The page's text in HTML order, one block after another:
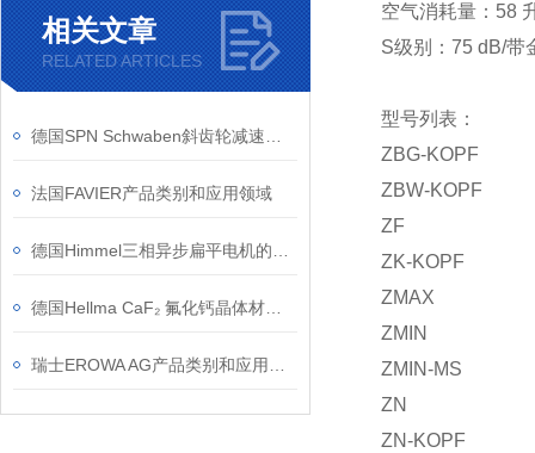
相关文章
RELATED ARTICLES
法国FAVIER产品类别和应用领域
空气消耗量：58
S级别： 75 dB/带
型号列表：
ZBG-KOPF
ZBW-KOPF
ZF
ZK-KOPF
ZMAX
ZMIN
ZMIN-MS
ZN
ZN-KOPF